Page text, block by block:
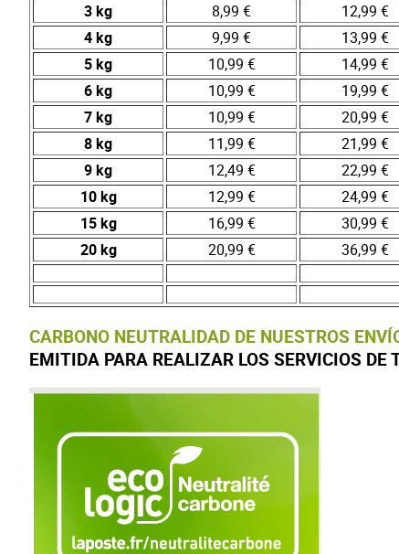
3 kg
8,99 €
12,99 €
4 kg
9,99 €
13,99 €
5 kg
10,99 €
14,99 €
6 kg
10,99 €
19,99 €
7 kg
10,99 €
20,99 €
8 kg
11,99 €
21,99 €
9 kg
12,49 €
22,99 €
10 kg
12,99 €
24,99 €
15 kg
16,99 €
30,99 €
20 kg
20,99 € 36,99 €
CARBONO NEUTRALIDAD DE NUESTROS
EMITIDA PARA REALIZAR LOS SERVICIOS DE